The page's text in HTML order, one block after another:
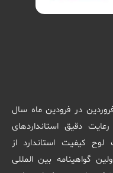
در فرودین ماه سال
رعایت دقیق استانداردهای
لوح کیفیت استاندارد از
گواهینامه بین المللی